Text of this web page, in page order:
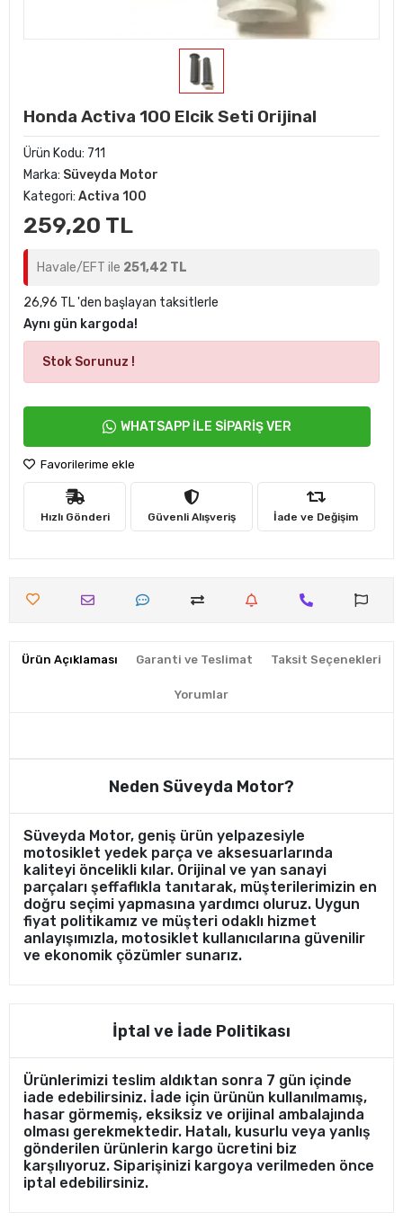
Honda Activa 100 Elcik Seti Orijinal
Ürün Kodu: 711
Marka: Süveyda Motor
Kategori: Activa 100
259,20 TL
Havale/EFT ile 251,42 TL
26,96 TL 'den başlayan taksitlerle
Aynı gün kargoda!
Stok Sorunuz !
WHATSAPP İLE SİPARİŞ VER
Favorilerime ekle
Hızlı Gönderi Güvenli Alışveriş İade ve Değişim
Ürün Açıklaması Garanti ve Teslimat Taksit Seçenekleri
Yorumlar
Neden Süveyda Motor?
Süveyda Motor, geniş ürün yelpazesiyle
motosiklet yedek parça ve aksesuarlarında
kaliteyi öncelikli kılar. Orijinal ve yan sanayi
parçaları şeffaflıkla tanıtarak, müşterilerimizin en
doğru seçimi yapmasına yardımcı oluruz. Uygun
fiyat politikamız ve müşteri odaklı hizmet
anlayışımızla, motosiklet kullanıcılarına güvenilir
ve ekonomik çözümler sunarız.
İptal ve İade Politikası
Ürünlerimizi teslim aldıktan sonra 7 gün içinde
iade edebilirsiniz. İade için ürünün kullanılmamış,
hasar görmemiş, eksiksiz ve orijinal ambalajında
olması gerekmektedir. Hatalı, kusurlu veya yanlış
gönderilen ürünlerin kargo ücretini biz
karşılıyoruz. Siparişinizi kargoya verilmeden önce
iptal edebilirsiniz.